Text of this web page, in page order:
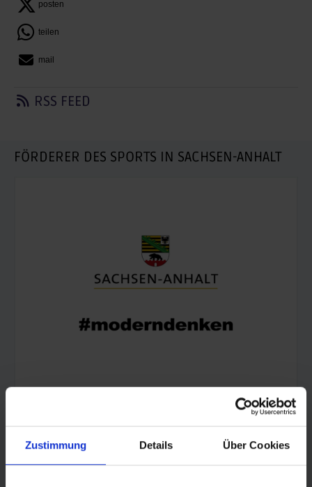
Zustimmung Details Über Cookies
posten
teilen
mail
RSS FEED
FÖRDERER DES SPORTS IN SACHSEN-ANHALT